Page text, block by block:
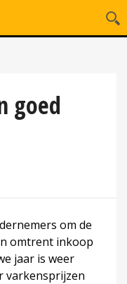
goed
om de
omtrent inkoop
jaar is weer
varkensprijzen